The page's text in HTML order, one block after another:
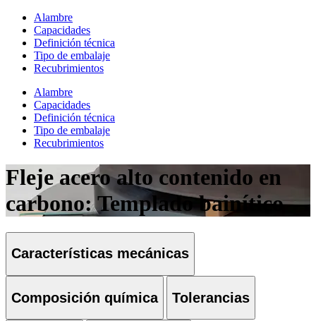
Alambre
Capacidades
Definición técnica
Tipo de embalaje
Recubrimientos
Alambre
Capacidades
Definición técnica
Tipo de embalaje
Recubrimientos
Fleje acero alto contenido en
carbono: Templado bainítico
Características mecánicas
Composición química Tolerancias